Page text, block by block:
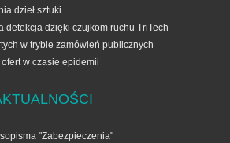
dzieł sztuki
detekcja dzięki czujkom ruchu TriTech
w trybie zamówień publicznych
w czasie epidemii
"Zabezpieczenia"